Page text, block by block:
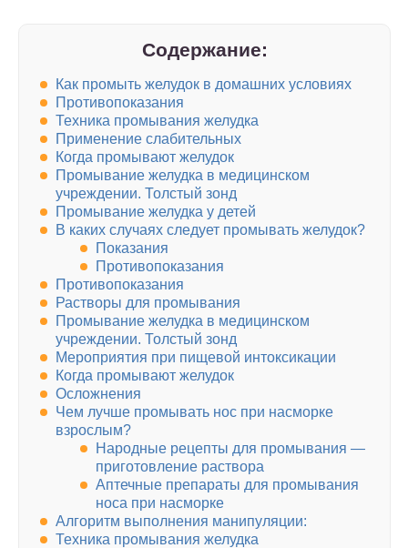
Содержание:
Как промыть желудок в домашних условиях
Противопоказания
Техника промывания желудка
Применение слабительных
Когда промывают желудок
Промывание желудка в медицинском
учреждении. Толстый зонд
Промывание желудка у детей
В каких случаях следует промывать желудок?
Показания
Противопоказания
Противопоказания
Растворы для промывания
Промывание желудка в медицинском
учреждении. Толстый зонд
Мероприятия при пищевой интоксикации
Когда промывают желудок
Осложнения
Чем лучше промывать нос при насморке
взрослым?
Народные рецепты для промывания —
приготовление раствора
Аптечные препараты для промывания
носа при насморке
Алгоритм выполнения манипуляции:
Техника промывания желудка